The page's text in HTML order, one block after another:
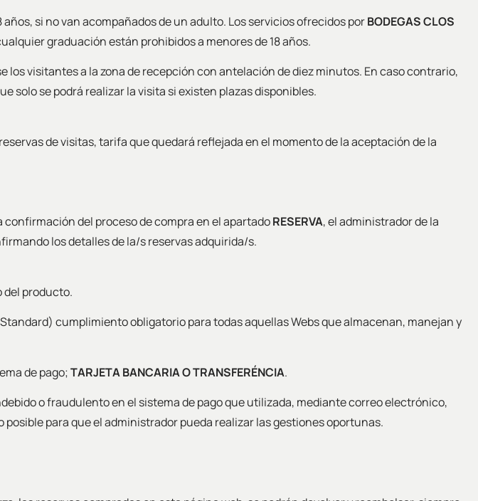
si no van acompañados de un adulto. Los servicios ofrecidos porBODEGAS CLOS
graduación están prohibidos a menores de 18 años.
visitantes a la zona de recepción con antelación de diez minutos. En caso contrario,
solo se podrá realizar la visita si existen plazas disponibles.
de visitas, tarifa que quedará reflejada en el momento de la aceptación de la
confirmación del proceso de compra en el apartadoRESERVA, el administrador de la
los detalles de la/s reservas adquirida/s.
del producto.
cumplimiento obligatorio para todas aquellas Webs que almacenan, manejan y
de pago;TARJETA BANCARIA O TRANSFERÉNCIA.
o fraudulento en el sistema de pago que utilizada, mediante correo electrónico,
para que el administrador pueda realizar las gestiones oportunas.